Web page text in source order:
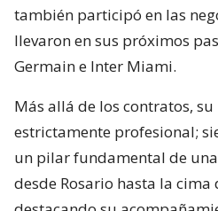
también participó en las
llevaron en sus próximos
Germain e Inter Miami.
Más allá de los contratos,
estrictamente profesional;
un pilar fundamental de
desde Rosario hasta la